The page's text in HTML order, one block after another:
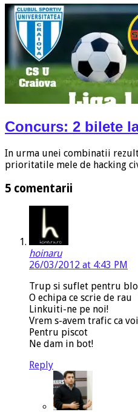
Concurs: 2 bilete
In urma unei combinatii
prioritatile mele de hacking
5 comentarii
hoinaru
26/03/2012 at 4:43 PM
Trup si suflet pentru
O echipa ce scrie de rau
Linkuiti-ne pe noi!
Vrem s-avem trafic ca voi
Pentru piscot
Ne dam in bot!
Reply